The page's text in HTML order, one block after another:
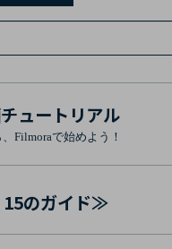
ート
ュートリアル
Filmoraで始めよう！
のガイド≫